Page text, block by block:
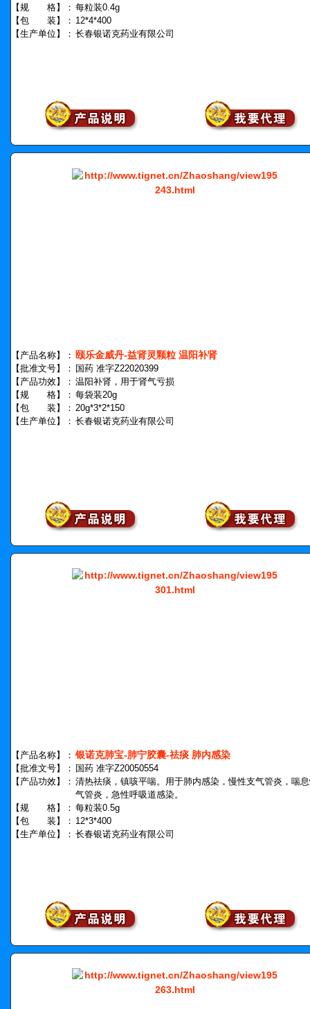
【规 格】： 每粒装0.4g
【包 装】： 12*4*400
【生产单位】： 长春银诺克药业有限公司
【产品名称】： 颐乐金威丹-益肾灵颗粒 温阳补肾
【批准文号】： 国药 准字Z22020399
【产品功效】： 温阳补肾，用于肾气亏损
【规 格】： 每袋装20g
【包 装】： 20g*3*2*150
【生产单位】： 长春银诺克药业有限公司
【产品名称】： 银诺克肺宝-肺宁胶囊-祛痰 肺内感染
【批准文号】： 国药 准字Z20050554
【产品功效】： 清热祛痰，镇咳平喘。用于肺内感染，慢性支气管炎，喘
气管炎，急性呼吸道感染。
【规 格】： 每粒装0.5g
【包 装】： 12*3*400
【生产单位】： 长春银诺克药业有限公司